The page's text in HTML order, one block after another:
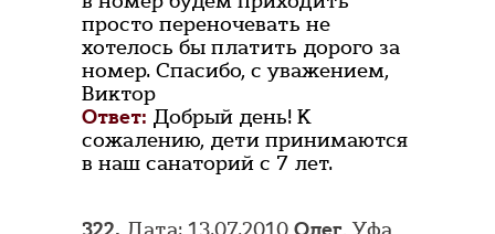
просто переночевать не
хотелось бы платить дорого за
номер. Спасибо, с уважением,
Виктор
Ответ: Добрый день! К
сожалению, дети принимаются
в наш санаторий с 7 лет.